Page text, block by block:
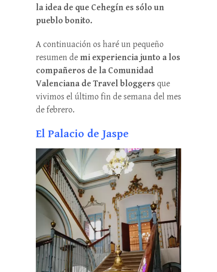
la idea de que Cehegín es sólo un
pueblo bonito.
A continuación os haré un pequeño
resumen de mi experiencia junto a los
compañeros de la Comunidad
Valenciana de Travel bloggersque
vivimos el último fin de semana del mes
de febrero.
El Palacio de Jaspe